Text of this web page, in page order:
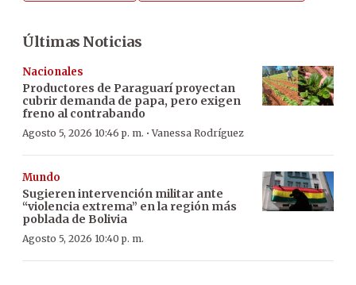
Últimas Noticias
Nacionales
Productores de Paraguarí proyectan
cubrir demanda de papa, pero exigen
freno al contrabando
Agosto 5, 2026 10:46 p. m. ·Vanessa Rodríguez
Mundo
Sugieren intervención militar ante
“violencia extrema” en la región más
poblada de Bolivia
Agosto 5, 2026 10:40 p. m.